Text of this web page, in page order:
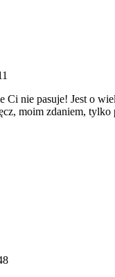
Ci nie pasuje! Jest o
moim zdaniem, tylko